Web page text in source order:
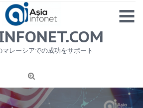
MENU
1
マレーシアでの成功をサポート